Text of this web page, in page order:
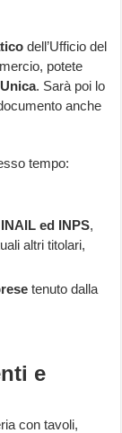
dell’Ufficio del
potete
. Sarà poi lo
anche
tempo:
ed INPS,
altri titolari,
tenuto dalla
e
con tavoli,